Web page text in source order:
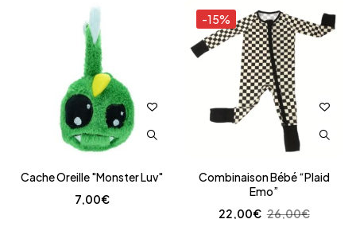
Cache Oreille "Monster Luv"
7,00€
-15%
Combinaison Bébé “Plaid
Emo”
26,00€
22,00€